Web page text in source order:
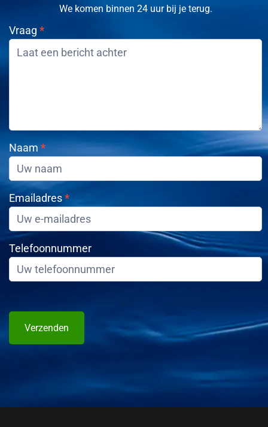
We komen binnen 24 uur bij je terug.
Contact
opnemen
Vraag *
Naam *
Emailadres*
Telefoonnummer
Verzenden